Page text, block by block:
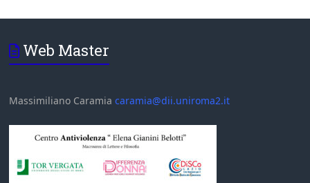
Web Master
Massimiliano Caramiacaramia@dii.uniroma2.it